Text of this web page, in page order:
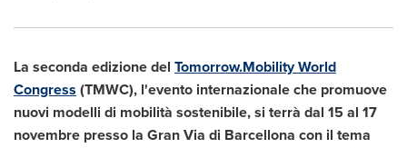
La seconda edizione del Tomorrow.Mobility World
Congress (TMWC), l'evento internazionale che promuove
nuovi modelli di mobilità sostenibile, si terrà dal 15 al 17
novembre presso la Gran Via di Barcellona con il tema